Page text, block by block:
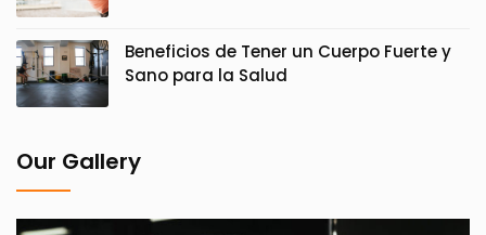
Beneficios de Tener un Cuerpo Fuerte y
Sano para la Salud
Our Gallery